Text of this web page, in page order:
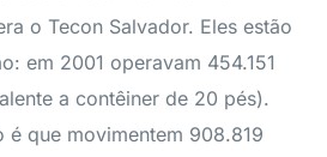
o Tecon Salvador. Eles estão
em 2001 operavam 454.151
a contêiner de 20 pés).
é que movimentem 908.819